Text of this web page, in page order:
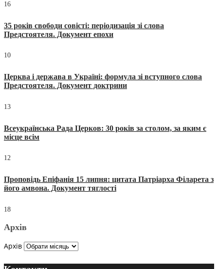
16
35 років свободи совісті: періодизація зі слова
Предстоятеля. Документ епохи
10
Церква і держава в Україні: формула зі вступного слова
Предстоятеля. Документ доктрини
13
Всеукраїнська Рада Церков: 30 років за столом, за яким є
місце всім
12
Проповідь Епіфанія 15 липня: цитата Патріарха Філарета з
його амвона. Документ тяглості
18
Архів
Архів